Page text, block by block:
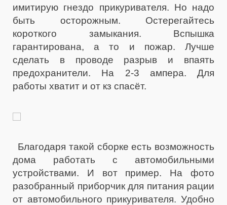
имитирую гнездо прикуривателя. Но надо
быть осторожным. Остерегайтесь
короткого замыкания. Вспышка
гарантирована, а то и пожар. Лучше
сделать в проводе разрыв и впаять
предохранители. На 2-3 ампера. Для
работы хватит и от кз спасёт.
Благодаря такой сборке есть возможность
дома работать с автомобильными
устройствами. И вот пример. На фото
разобранный приборчик для питания рации
от автомобильного прикуривателя. Удобно